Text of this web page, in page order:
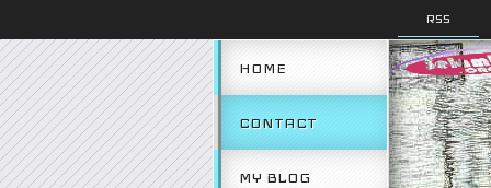
RSS
HOME
CONTACT
MY BLOG